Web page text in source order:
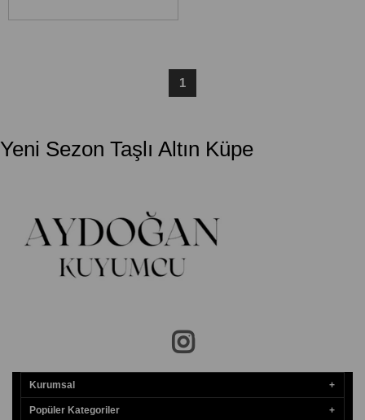
1
Yeni Sezon Taşlı Altın Küpe
Kurumsal
Popüler Kategoriler